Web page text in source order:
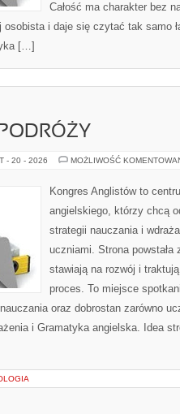
Całość ma charakter bez
i daje się czytać tak samo
[…]
- 20 - 2026 MOŻLIWOŚĆ
Kongres Anglistów to
angielskiego, którzy chcą
strategii nauczania i
uczniami. Strona
stawiają na rozwój i
proces. To miejsce
oraz dobrostan zarówno
i Gramatyka angielska. Idea